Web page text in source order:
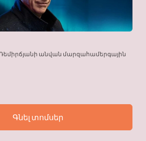
անվան մարզահամերգային
Գնել տոմսեր